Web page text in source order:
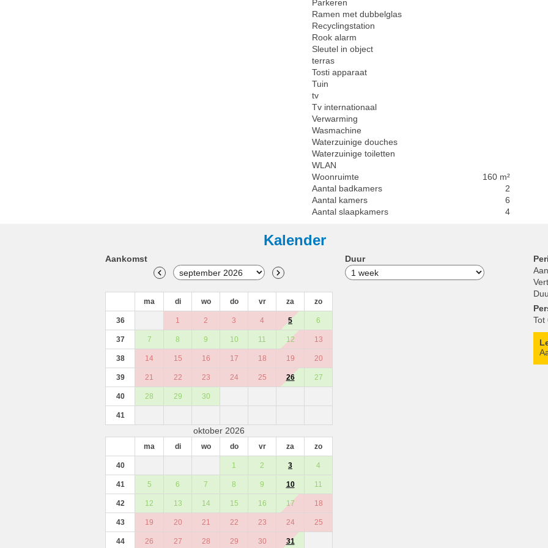
Parkeren
Ramen met dubbelglas
Recyclingstation
Rook alarm
Sleutel in object
terras
Tosti apparaat
Tuin
tv
Tv internationaal
Verwarming
Wasmachine
Waterzuinige douches
Waterzuinige toiletten
WLAN
Woonruimte
160 m²
Aantal badkamers
2
Aantal kamers
6
Aantal slaapkamers
4
Kalender
Aankomst
ma di wo do vr za zo
36 1 2 3 4 5 6
37 7 8 9 10 11 12 13
38 14 15 16 17 18 19 20
39 21 22 23 24 25 26 27
40 28 29 30
41
oktober 2026
ma di wo do vr za zo
40 1 2 3 4
41 5 6 7 8 9 10 11
42 12 13 14 15 16 17 18
43 19 20 21 22 23 24 25
44 26 27 28 29 30 31
Duur
Tot